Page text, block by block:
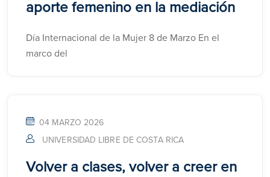
aporte femenino en la mediación
Día Internacional de la Mujer 8 de Marzo En el
marco del
04 MARZO 2026
UNIVERSIDAD LIBRE DE COSTA RICA
Volver a clases, volver a creer en